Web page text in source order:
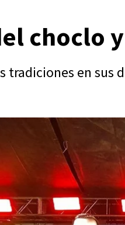
choclo
tradiciones en